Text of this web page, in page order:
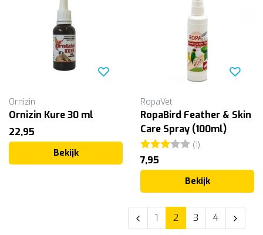
Ornizin
Ornizin Kure 30 ml
22,95
Bekijk
RopaVet
RopaBird Feather & Skin
Care Spray (100ml)
Beoordeling:(1)
7,95
Bekijk
1 2 3 4